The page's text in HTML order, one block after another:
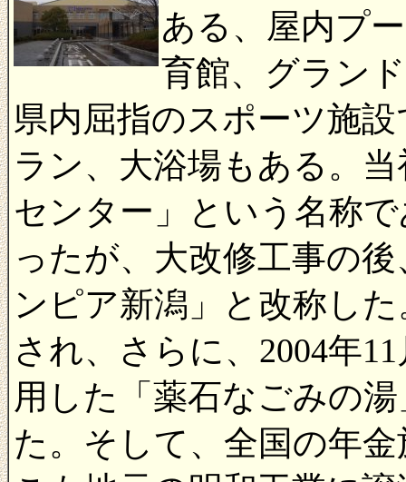
ある、屋内プ
育館、グラン
県内屈指のスポーツ施
ラン、大浴場もある。
センター」という名称
ったが、大改修工事の
ンピア新潟」と改称し
され、さらに、2004年
用した「薬石なごみの
た。そして、全国の年